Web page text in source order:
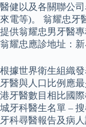
醫健以及各關聯公
來電等)。 翁耀忠牙
提供翁耀忠男牙醫專
翁耀忠應診地址：新
根據世界衛生組織
牙醫與人口比例應
港牙醫數目相比國
城牙科醫生名單 –
牙科尋醫報告及病